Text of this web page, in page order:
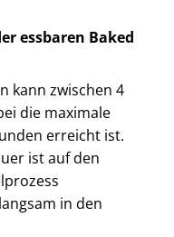
essbaren Baked
kann zwischen 4
die maximale
erreicht ist.
ist auf den
in den